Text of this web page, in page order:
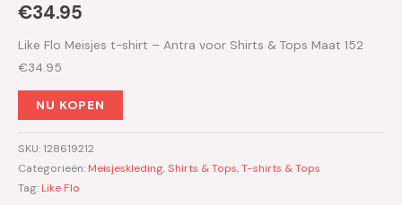
€34.95
Like Flo Meisjes t-shirt – Antra voor Shirts & Tops Maat 152
€34.95
NU KOPEN
SKU:128619212
Categorieën: Meisjeskleding,Shirts & Tops,T-shirts & Tops
Tag: Like Flo